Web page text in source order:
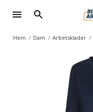
Hem Dam Arbetskläder